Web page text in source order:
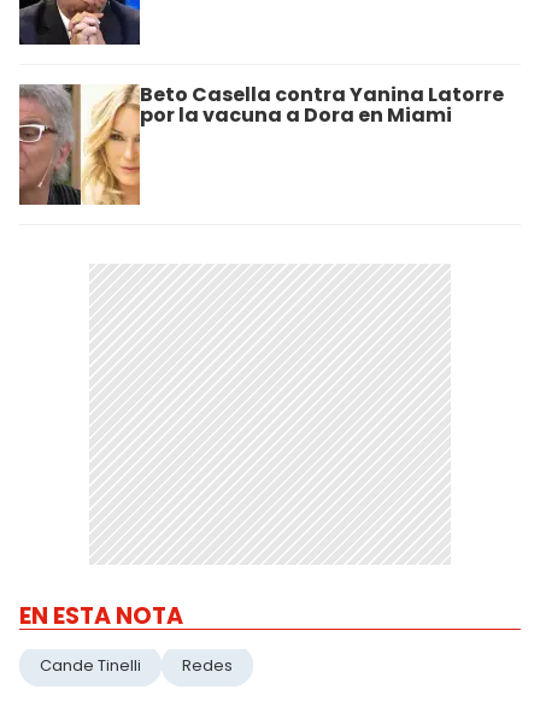
Beto Casella contra Yanina Latorre
por la vacuna a Dora en Miami
EN ESTA NOTA
Cande Tinelli Redes